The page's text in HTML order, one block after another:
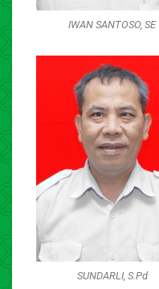
IWAN SANTOSO, SE
SUNDARLI, S.Pd